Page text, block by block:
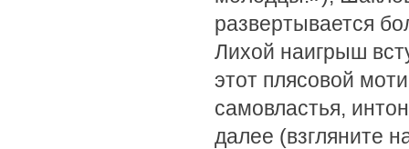
развертывается
Лихой наигрыш
этот плясовой
самовластья,
далее (взгляните